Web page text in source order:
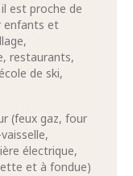
est proche de
enfants et
restaurants,
de ski,
(feux gaz, four
électrique,
et à fondue)